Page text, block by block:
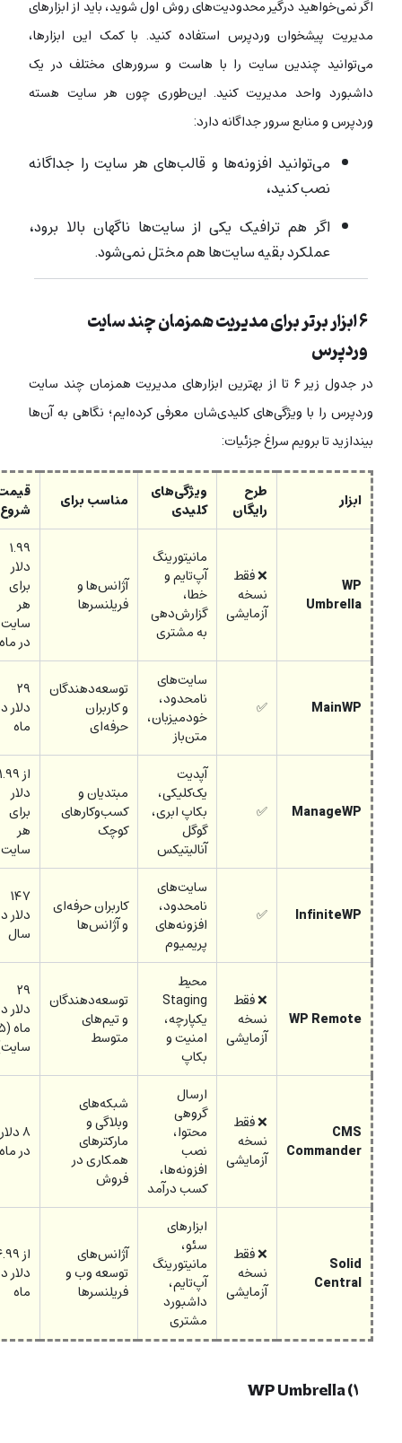
اگر نمی‌خواهید درگیر محدودیت‌های روش اول شوید، باید از ابزارهای
مدیریت پیشخوان وردپرس استفاده کنید. با کمک این ابزارها،
می‌توانید چندین سایت را با هاست و سرورهای مختلف در یک
داشبورد واحد مدیریت کنید. این‌طوری چون هر سایت هسته
وردپرس و منابع سرور جداگانه دارد:
می‌توانید افزونه‌ها و قالب‌های هر سایت را جداگانه
نصب کنید،
اگر هم ترافیک یکی از سایت‌ها ناگهان بالا برود،
عملکرد بقیه سایت‌ها هم مختل نمی‌شود.
۶ ابزار برتر برای مدیریت همزمان چند سایت
وردپرس
در جدول زیر ۶ تا از بهترین ابزارهای مدیریت همزمان چند سایت
وردپرس را با ویژگی‌های کلیدی‌شان معرفی کرده‌ایم؛ نگاهی به آن‌ها
بیندازید تا برویم سراغ جزئیات:
ابزار طرح
رایگان
ویژگی‌های
کلیدی مناسب برای قیمت
شروع
WP
Umbrella
❌ فقط
نسخه
آزمایشی
مانیتورینگ
آپ‌تایم و
خطا،
گزارش‌دهی
به مشتری
آژانس‌ها و
فریلنسرها
۱.۹۹
دلار
برای
سایت
در ماه
MainWP
سایت‌های
نامحدود،
خودمیزبان،
متن‌باز
توسعه‌دهندگان
و کاربران
حرفه‌ای
دلار در
ماه
ManageWP
آپدیت
یک‌کلیکی،
بکاپ ابری،
گوگل
آنالیتیکس
مبتدیان و
کسب‌وکارهای
کوچک
از ۱.۹۹
دلار
برای
سایت
InfiniteWP
سایت‌های
نامحدود،
افزونه‌های
پریمیوم
کاربران حرفه‌ای
و آژانس‌ها
۱۴۷
دلار در
سال
WP Remote
❌ فقط
نسخه
آزمایشی
محیط
Staging
یکپارچه،
امنیت و
بکاپ
توسعه‌دهندگان
و تیم‌های
متوسط
دلار در
ماه (۵
سایت)
CMS
Commander
❌ فقط
نسخه
آزمایشی
ارسال
گروهی
محتوا،
نصب
افزونه‌ها،
کسب درآمد
شبکه‌های
وبلاگی و
مارکترهای
همکاری در
فروش
۸ دلار
در ماه
Solid
Central
❌ فقط
نسخه
آزمایشی
ابزارهای
سئو،
مانیتورینگ
آپ‌تایم،
داشبورد
مشتری
آژانس‌های
توسعه وب و
فریلنسرها
از ۶.۹۹
دلار در
ماه